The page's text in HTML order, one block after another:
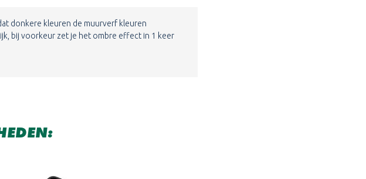
donkere kleuren de muurverf kleuren
bij voorkeur zet je het ombre effect in 1 keer